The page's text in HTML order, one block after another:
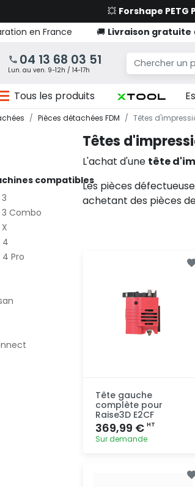
💥 Forshape PETG
en France
🚚 Livraison gratuite
04 13 68 03 51
Lun. au ven. 9-12h / 14-17h
Tous les produits
Pièces détachées FDM Têtes
compatibles
Combo
4
Pro
Têtes
L'achat d'une tête
Les pièces
achetant des pièces
Tête gauche
complète pour
Raise3D E2CF
369,99 € HT
Sur demande